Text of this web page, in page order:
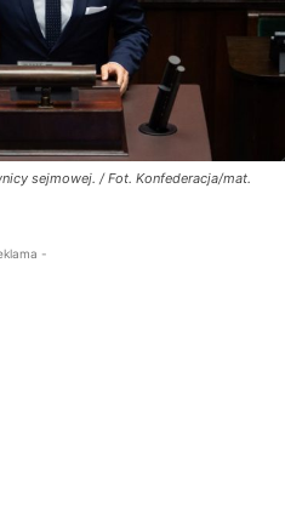
sejmowej. / Fot. Konfederacja/mat.
-